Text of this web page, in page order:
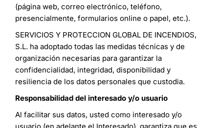
(página web, correo electrónico, teléfono,
presencialmente, formularios online o papel, etc.).
SERVICIOS Y PROTECCION GLOBAL DE INCENDIOS,
S.L. ha adoptado todas las medidas técnicas y de
organización necesarias para garantizar la
confidencialidad, integridad, disponibilidad y
resiliencia de los datos personales que custodia.
Responsabilidad del interesado y/o usuario
Al facilitar sus datos, usted como interesado y/o